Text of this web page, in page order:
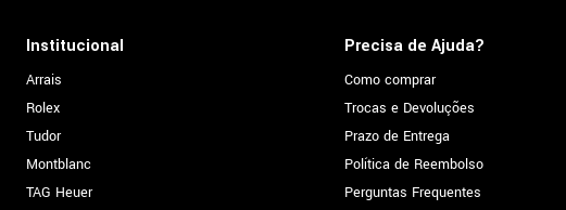
Institucional
Arrais
Rolex
Tudor
Montblanc
TAG Heuer
Precisa de Ajuda?
Como comprar
Trocas e Devoluções
Prazo de Entrega
Política de Reembolso
Perguntas Frequentes